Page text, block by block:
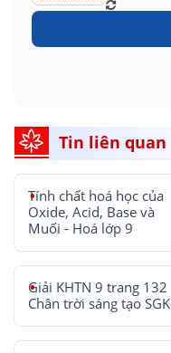
Tin liên quan
Tính chất hoá học của
Oxide, Acid, Base và
Muối - Hoá lớp 9
Giải KHTN 9 trang 132
Chân trời sáng tạo SGK